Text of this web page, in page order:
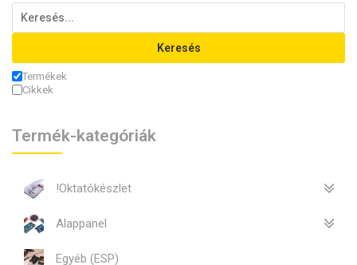
Keresés
Termékek
Cikkek
Termék-kategóriák
!Oktatókészlet
Alappanel
Egyéb (ESP)